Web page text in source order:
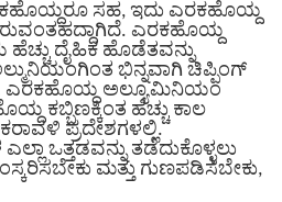
ಸಹ, ಇದು ಎರಕಹೊಯ್ದ
ಎರಕಹೊಯ್ದ
ದೈಹಿಕ ಹೊಡೆತವನ್ನು
ಭಿನ್ನವಾಗಿ ಚಿಪ್ಪಿಂಗ್
ಎರಕಹೊಯ್ದ ಅಲ್ಯೂಮಿನಿಯಂ
ಕಬ್ಬಿಣಕ್ಕಿಂತ ಹೆಚ್ಚು ಕಾಲ
ಪ್ರದೇಶಗಳಲ್ಲಿ.
ಒತ್ತಡವನ್ನು ತಡೆದುಕೊಳ್ಳಲು
ಮತ್ತು ಗುಣಪಡಿಸಬೇಕು,